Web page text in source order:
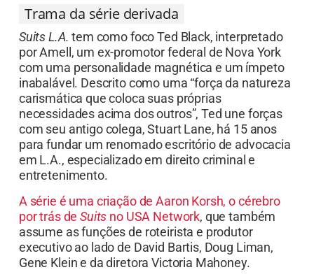
Trama da série derivada
Suits L.A. tem como foco Ted Black, interpretado
por Amell, um ex-promotor federal de Nova York
com uma personalidade magnética e um ímpeto
inabalável. Descrito como uma “força da natureza
carismática que coloca suas próprias
necessidades acima dos outros”, Ted une forças
com seu antigo colega, Stuart Lane, há 15 anos
para fundar um renomado escritório de advocacia
em L.A., especializado em direito criminal e
entretenimento.
A série é uma criação de Aaron Korsh, o cérebro
por trás deSuits no USA Network, que também
assume as funções de roteirista e produtor
executivo ao lado de David Bartis, Doug Liman,
Gene Klein e da diretora Victoria Mahoney.